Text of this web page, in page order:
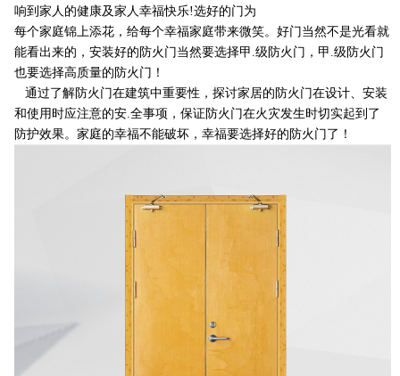
响到家人的健康及家人幸福快乐!选好的门为
每个家庭锦上添花，给每个幸福家庭带来微笑。好门当然不是光看就
能看出来的，安装好的防火门当然要选择甲.级防火门，甲.级防火门
也要选择高质量的防火门！
通过了解防火门在建筑中重要性，探讨家居的防火门在设计、安装
和使用时应注意的安.全事项，保证防火门在火灾发生时切实起到了
防护效果。家庭的幸福不能破坏，幸福要选择好的防火门了！